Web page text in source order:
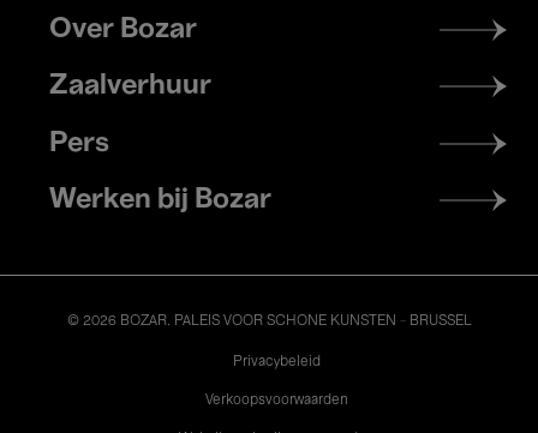
Footer
menu
Over Bozar
Zaalverhuur
Pers
Werken bij Bozar
© 2026 BOZAR. PALEIS VOOR SCHONE KUNSTEN - BRUSSEL
Privacybeleid
Verkoopsvoorwaarden